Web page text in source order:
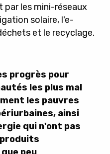
par les mini-réseaux
solaire, l'e-
et le recyclage.
progrès pour
les plus mal
les pauvres
ainsi
qui n'ont pas